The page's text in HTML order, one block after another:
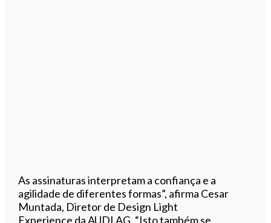
As assinaturas interpretam a confiança e a
agilidade de diferentes formas”, afirma Cesar
Muntada, Diretor de Design Light
Experience da AUDI AG. “Isto também se